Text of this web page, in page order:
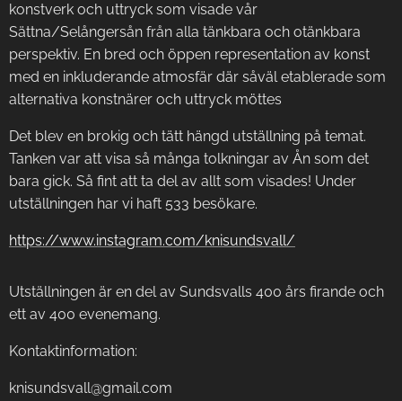
konstverk och uttryck som visade vår
Sättna/Selångersån från alla tänkbara och otänkbara
perspektiv. En bred och öppen representation av konst
med en inkluderande atmosfär där såväl etablerade som
alternativa konstnärer och uttryck möttes
Det blev en brokig och tätt hängd utställning på temat.
Tanken var att visa så många tolkningar av Ån som det
bara gick. Så fint att ta del av allt som visades! Under
utställningen har vi haft 533 besökare.
https://www.instagram.com/knisundsvall/
Utställningen är en del av Sundsvalls 400 års firande och
ett av 400 evenemang.
Kontaktinformation:
knisundsvall@gmail.com